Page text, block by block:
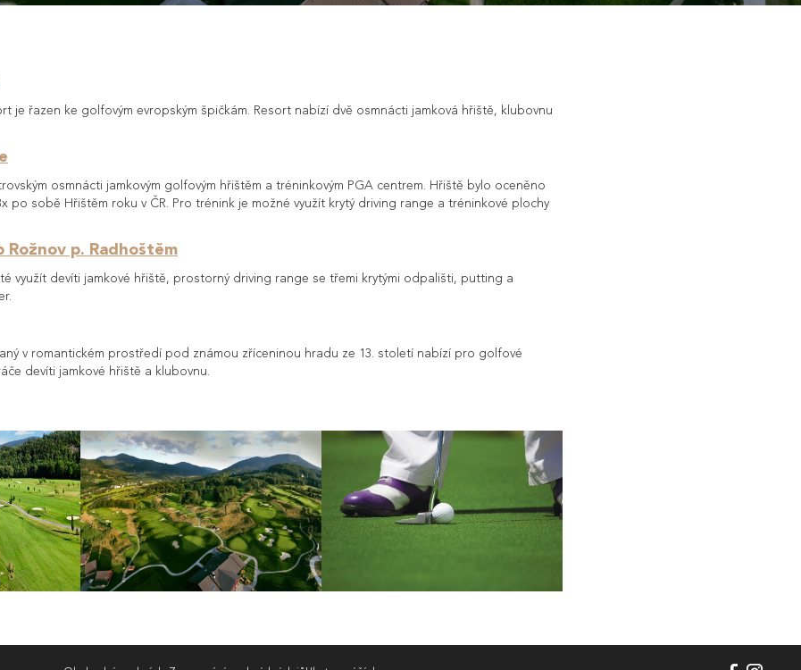
je řazen ke golfovým evropským špičkám. Resort nabízí dvě osmnácti jamková hřiště, klubovnu
osmnácti jamkovým golfovým hřištěm a tréninkovým PGA centrem. Hřiště bylo oceněno
po sobě Hřištěm roku v ČR. Pro trénink je možné využít krytý driving range a tréninkové plochy
p. Radhoštěm
využít devíti jamkové hřiště, prostorný driving range se třemi krytými odpališti, putting a
v romantickém prostředí pod známou zříceninou hradu ze 13. století nabízí pro golfové
devíti jamkové hřiště a klubovnu.